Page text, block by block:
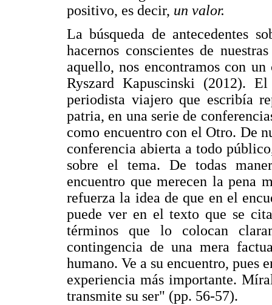
positivo, es decir, un valor.
La búsqueda de antecedentes
hacernos conscientes de
aquello, nos encontramos con
Ryszard Kapuscinski (2012).
periodista viajero que escribía
patria, en una serie de
como encuentro con el Otro. De
conferencia abierta a todo
sobre el tema. De todas
encuentro que merecen la pena
refuerza la idea de que en el
puede ver en el texto que se
términos que lo colocan
contingencia de una mera
humano. Ve a su encuentro, pues
experiencia más importante.
transmite su ser" (pp. 56-57).